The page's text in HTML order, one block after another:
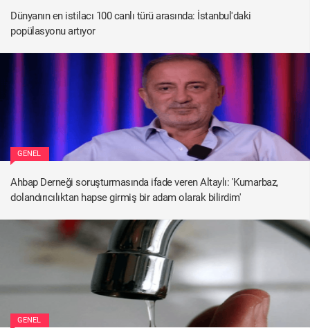
Dünyanın en istilacı 100 canlı türü arasında: İstanbul'daki
popülasyonu artıyor
GENEL
Ahbap Derneği soruşturmasında ifade veren Altaylı: 'Kumarbaz,
dolandırıcılıktan hapse girmiş bir adam olarak bilirdim'
GENEL